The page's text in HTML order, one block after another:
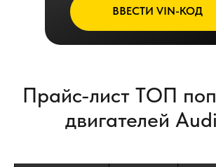
ВВЕСТИ VIN-КОД
Прайс-лист ТОП
двигателей